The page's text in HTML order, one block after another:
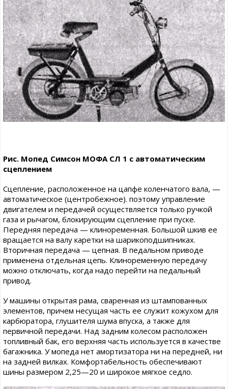
Рис. Мопед Симсон МОФА СЛ 1 с автоматическим
сцеплением
Сцепление, расположенное на цапфе коленчатого вала, —
автоматическое (центробежное). поэтому управление
двигателем и передачей осуществляется только ручкой
газа и рычагом, блокирующим сцепление при пуске.
Передняя передача — клиноременная. Большой шкив ее
вращается на валу каретки на шарикоподшипниках.
Вторичная передача — цепная. В педальном приводе
применена отдельная цепь. Клиноременную передачу
можно отключать, когда надо перейти на педальный
привод.
У машины открытая рама, сваренная из штампованных
элементов, причем несущая часть ее служит кожухом для
карбюратора, глушителя шума впуска, а также для
первичной передачи. Над задним колесом расположен
топливный бак, его верхняя часть используется в качестве
багажника. У мопеда нет амортизатора ни на передней, ни
на задней вилках. Комфортабельность обеспечивают
шины размером 2,25—20 и широкое мягкое седло.